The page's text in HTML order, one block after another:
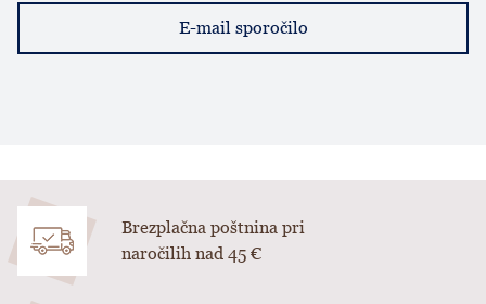
E-mail sporočilo
Brezplačna poštnina pri
naročilih nad 45 €